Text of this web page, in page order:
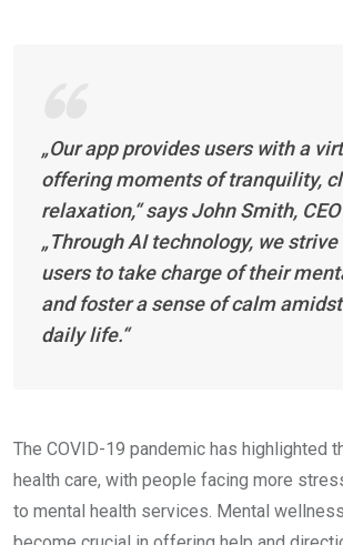
„Our app provides users with a
offering moments of tranquility,
relaxation,“ says John Smith,
„Through AI technology, we
users to take charge of their
and foster a sense of calm
daily life.“
The COVID-19 pandemic has highlighted
health care, with people facing more
to mental health services. Mental